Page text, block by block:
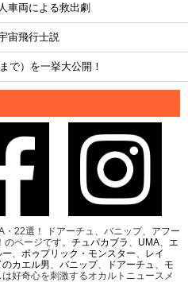
車両による救出劇
宙飛行士説
で）を一挙大公開！
・22選！ ドアーチュ、バニップ、アフー
ページです。 チュパカブラ 、 UMA、 エ
ー、 ポゥプリック・モンスター、 レイ
カエル男、 バニップ、 ドアーチュ、 モ
好奇心を刺激するオカルトニュースメ